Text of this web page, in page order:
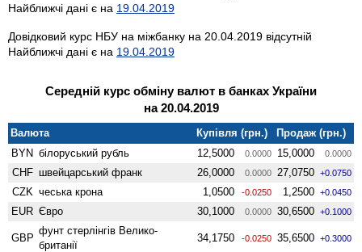
Найближчі дані є на 19.04.2019
Довідковий курс НБУ на міжбанку на 20.04.2019 відсутній
Найближчі дані є на 19.04.2019
Середній курс обміну валют в банках України
на 20.04.2019
Валюта Купівля (грн.)
Продаж (грн.)
BYN білоруський рубль 12,5000 0.0000 15,0000 0.0000
CHF швейцарський франк 26,0000 0.0000 27,0750 +0.0750
CZK чеська крона 1,0500 -0.0250 1,2500 +0.0450
EUR Євро 30,1000 0.0000 30,6500 +0.1000
GBP
фунт стерлінгів Велико­
британії
34,1750 -0.0250 35,6500 +0.3000